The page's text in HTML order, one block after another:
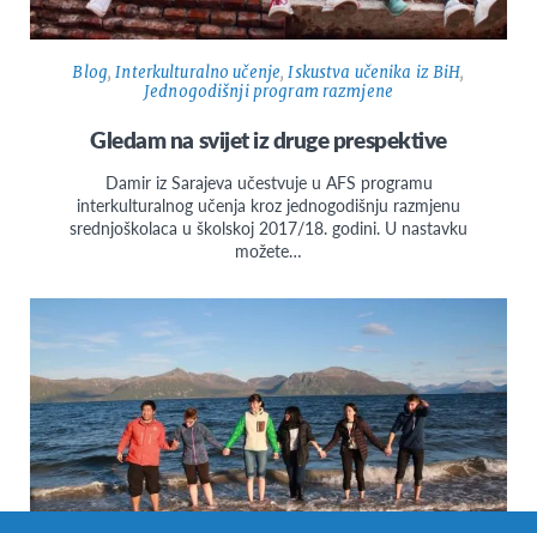
Blog,Interkulturalno učenje,Iskustva učenika iz BiH,
Jednogodišnji program razmjene
Gledam na svijet iz druge prespektive
Damir iz Sarajeva učestvuje u AFS programu
interkulturalnog učenja kroz jednogodišnju razmjenu
srednjoškolaca u školskoj 2017/18. godini. U nastavku
možete…